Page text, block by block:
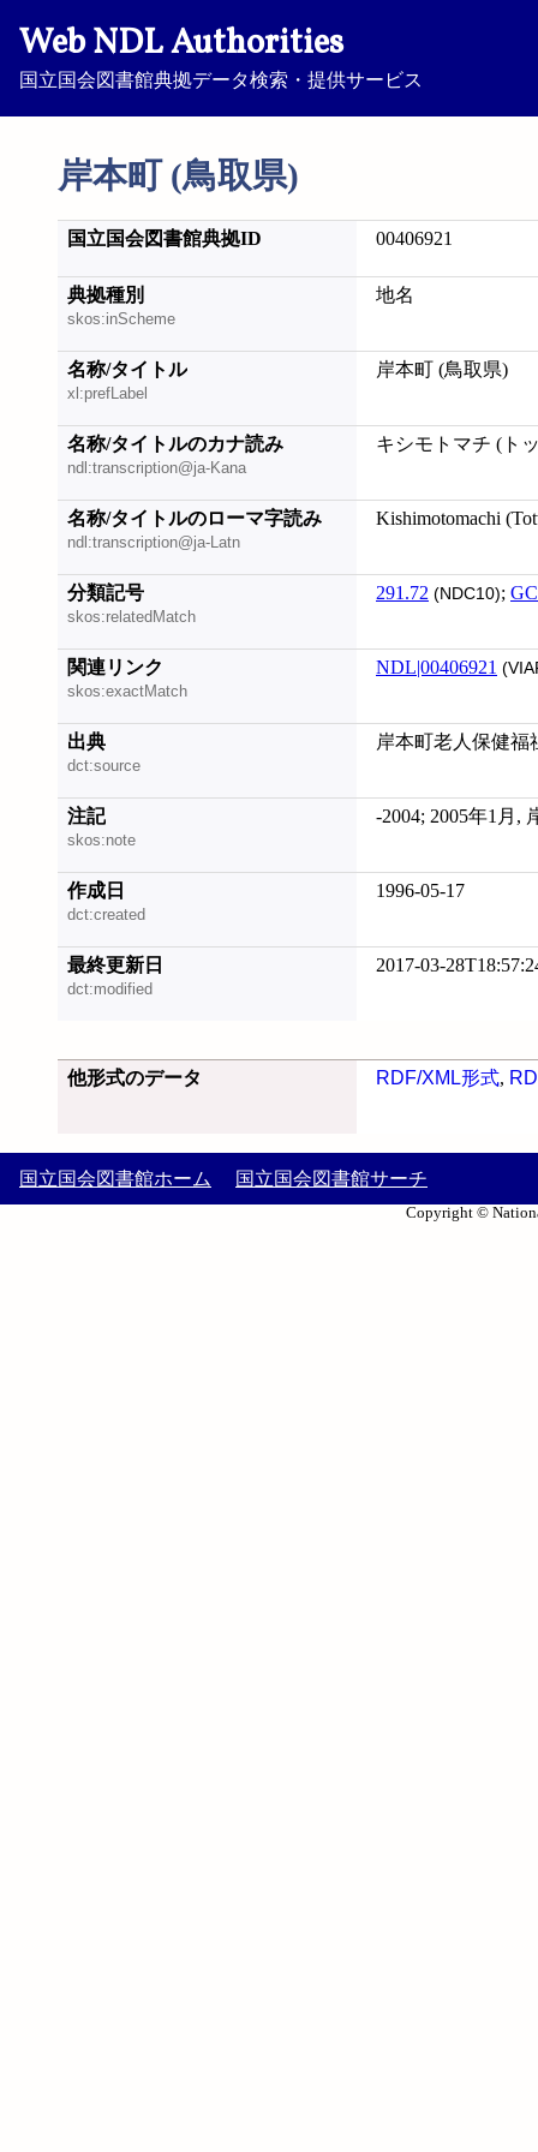
Web NDL Authorities
国立国会図書館典拠データ検索・提供サービス
岸本町 (鳥取県)
国立国会図書館典拠ID 00406921
典拠種別
skos:inScheme
地名
名称/タイトル
xl:prefLabel
岸本町 (鳥取県)
名称/タイトルのカナ読み
ndl:transcription@ja-Kana
キシモトマチ (ト
名称/タイトルのローマ字読み
ndl:transcription@ja-Latn
Kishimotomachi
分類記号
skos:relatedMatch
291.72 (NDC10);
関連リンク
skos:exactMatch
NDL|00406921
出典
dct:source
岸本町老人保健福
注記
skos:note
-2004; 2005年1月,
作成日
dct:created
1996-05-17
最終更新日
dct:modified
2017-03-
他形式のデータ RDF/XML形式,
国立国会図書館ホーム 国立国会図書館サーチ
Copyright ©